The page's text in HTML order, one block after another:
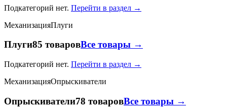
Подкатегорий нет. Перейти в раздел →
МеханизацияПлуги
Плуги85 товаровВсе товары →
Подкатегорий нет. Перейти в раздел →
МеханизацияОпрыскиватели
Опрыскиватели78 товаровВсе товары →